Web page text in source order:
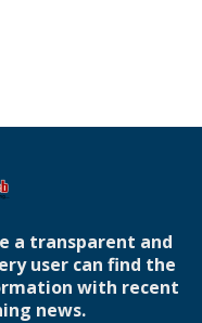
a transparent and
user can find the
with recent
news.